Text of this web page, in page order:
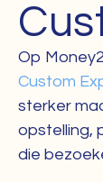
Op
Custom
sterker
opstelling,
die